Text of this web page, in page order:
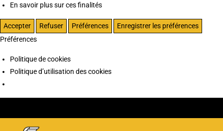
En savoir plus sur ces finalités
Accepter Refuser Préférences
Enregistrer les préférences
Préférences
Politique de cookies
Politique d’utilisation des cookies